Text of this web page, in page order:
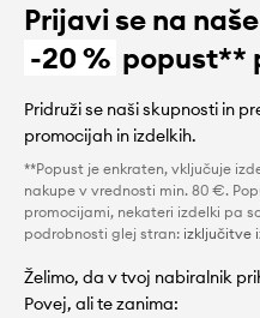
Prijavi se na
-20 % popust**
Pridruži se naši skupnosti in
promocijah in izdelkih.
**Popust je enkraten, vključuje
nakupe v vrednosti min. 80 €.
promocijami, nekateri izdelki pa
podrobnosti glej stran: izključitve
Želimo, da v tvoj nabiralnik
Povej, ali te zanima: